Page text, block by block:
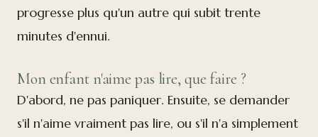
progresse plus qu'un autre qui subit trente
minutes d'ennui.
Mon enfant n'aime pas lire, que faire ?
D'abord, ne pas paniquer. Ensuite, se demander
s'il n'aime vraiment pas lire, ou s'il n'a simplement